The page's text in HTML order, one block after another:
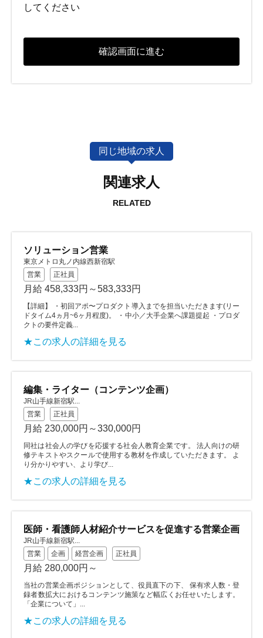
してください
同じ地域の求人
関連求人
RELATED
ソリューション営業
東京メトロ丸ノ内線西新宿駅
営業
正社員
月給 458,333円～583,333円
【詳細】 ・初回アポ〜プロダクト導入までを担当いただきます(リー
ドタイム4ヵ月~6ヶ月程度)。 ・中小／大手企業へ課題提起 ・プロダ
クトの要件定義...
★この求人の詳細を見る
編集・ライター（コンテンツ企画）
JR山手線新宿駅...
営業
正社員
月給 230,000円～330,000円
同社は社会人の学びを応援する社会人教育企業です。 法人向けの研
修テキストやスクールで使用する教材を作成していただきます。 よ
り分かりやすい、より学び...
★この求人の詳細を見る
医師・看護師⼈材紹介サービスを促進する営業企画
JR山手線新宿駅...
営業
企画 経営企画 正社員
月給 280,000円～
当社の営業企画ポジションとして、役員直下の下、 保有求人数・登
録者数拡大におけるコンテンツ施策など幅広くお任せいたします。
「企業について」...
★この求人の詳細を見る